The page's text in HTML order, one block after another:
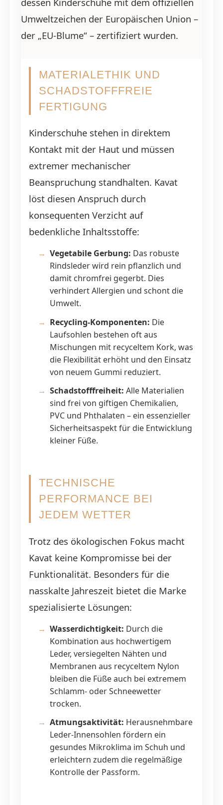
Umweltzeichen der Europäischen Union –
der „EU-Blume“ – zertifiziert wurden.
MATERIALETHIK UND
SCHADSTOFFFREIE
FERTIGUNG
Kinderschuhe stehen in direktem
Kontakt mit der Haut und müssen
extremer mechanischer
Beanspruchung standhalten. Kavat
löst diesen Anspruch durch
konsequenten Verzicht auf
bedenkliche Inhaltsstoffe:
Vegetabile Gerbung: Das robuste
Rindsleder wird rein pflanzlich und
damit chromfrei gegerbt. Dies
verhindert Allergien und schont die
Umwelt.
Recycling-Komponenten: Die
Laufsohlen bestehen oft aus
Mischungen mit recyceltem Kork, was
die Flexibilität erhöht und den Einsatz
von neuem Gummi reduziert.
Schadstofffreiheit: Alle Materialien
sind frei von giftigen Chemikalien,
PVC und Phthalaten – ein essenzieller
Sicherheitsaspekt für die Entwicklung
kleiner Füße.
TECHNISCHE
PERFORMANCE BEI
JEDEM WETTER
Trotz des ökologischen Fokus macht
Kavat keine Kompromisse bei der
Funktionalität. Besonders für die
nasskalte Jahreszeit bietet die Marke
spezialisierte Lösungen:
Wasserdichtigkeit: Durch die
Kombination aus hochwertigem
Leder, versiegelten Nähten und
Membranen aus recyceltem Nylon
bleiben die Füße auch bei extremem
Schlamm- oder Schneewetter
trocken.
Atmungsaktivität: Herausnehmbare
Leder-Innensohlen fördern ein
gesundes Mikroklima im Schuh und
erleichtern zudem die regelmäßige
Kontrolle der Passform.